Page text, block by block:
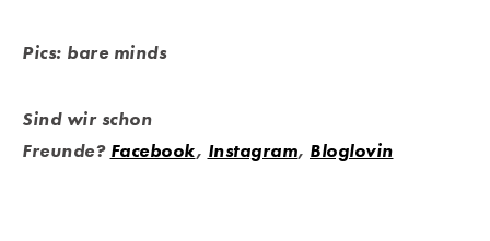
Pics: bare minds
Sind wir schon
Freunde? Facebook, Instagram, Bloglovin